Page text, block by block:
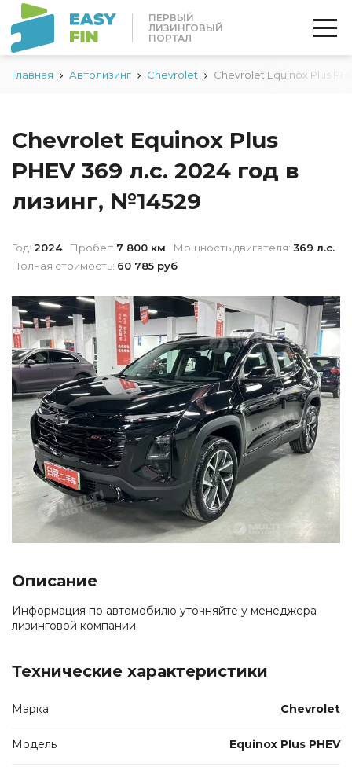
ПЕРВЫЙ
ЛИЗИНГОВЫЙ
ПОРТАЛ
Главная Автолизинг Chevrolet Chevrolet Equinox Plus
Chevrolet Equinox Plus
PHEV 369 л.с. 2024 год в
лизинг, №14529
Год: 2024 Пробег: 7 800 км Мощность двигателя: 369 л.с.
Полная стоимость: 60 785 руб
Описание
Информация по автомобилю уточняйте у менеджера
лизинговой компании.
Технические характеристики
Марка Chevrolet
Модель Equinox Plus PHEV